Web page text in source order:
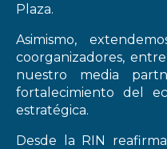
Plaza.
Asimismo,
coorganizadores,
nuestro media
fortalecimiento del
estratégica.
Desde la RIN